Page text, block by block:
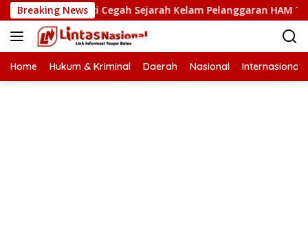
Langsung
ke
konten
Breaking News
Kunci Cegah Sejarah Kelam Pelanggaran HAM Terulang di
Home Hukum & Kriminal Daerah Nasional Internasional